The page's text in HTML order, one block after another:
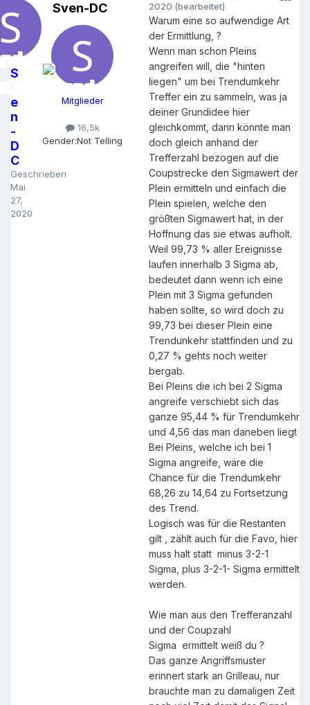
S
v
e
n
-
D
C
Geschrieben
Mai
27,
2020
Sven-DC
Mitglieder
16,5k
Gender:Not Telling
2020 (bearbeitet)
Warum eine so aufwendige Art
der Ermittlung, ?
Wenn man schon Pleins
angreifen will, die "hinten
liegen" um bei Trendumkehr
Treffer ein zu sammeln, was ja
deiner Grundidee hier
gleichkommt, dann könnte man
doch gleich anhand der
Trefferzahl bezogen auf die
Coupstrecke den Sigmawert der
Plein ermitteln und einfach die
Plein spielen, welche den
größten Sigmawert hat, in der
Hoffnung das sie etwas aufholt.
Weil 99,73 % aller Ereignisse
laufen innerhalb 3 Sigma ab,
bedeutet dann wenn ich eine
Plein mit 3 Sigma gefunden
haben sollte, so wird doch zu
99,73 bei dieser Plein eine
Trendunkehr stattfinden und zu
0,27 % gehts noch weiter
bergab.
Bei Pleins die ich bei 2 Sigma
angreife verschiebt sich das
ganze 95,44 % für Trendumkehr
und 4,56 das man daneben liegt
Bei Pleins, welche ich bei 1
Sigma angreife, wäre die
Chance für die Trendumkehr
68,26 zu 14,64 zu Fortsetzung
des Trend.
Logisch was für die Restanten
gilt , zählt auch für die Favo, hier
muss halt statt minus 3-2-1
Sigma, plus 3-2-1- Sigma ermittelt
werden.
Wie man aus den Trefferanzahl
und der Coupzahl
Sigma ermittelt weiß du ?
Das ganze Angriffsmuster
erinnert stark an Grilleau, nur
brauchte man zu damaligen Zeit